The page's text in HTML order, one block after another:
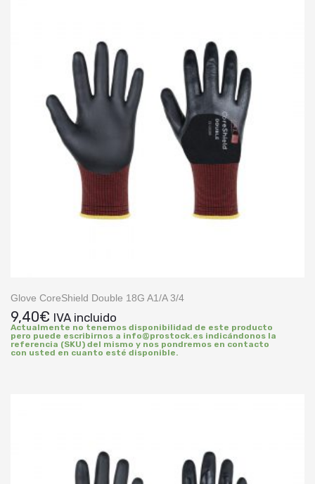
Glove CoreShield Double 18G A1/A 3/4
9,40€ IVA incluido
Actualmente no tenemos disponibilidad de este producto
pero puede escribirnos a info@prostock.es indicándonos la
referencia (SKU) del mismo y nos pondremos en contacto
con usted en cuanto esté disponible.